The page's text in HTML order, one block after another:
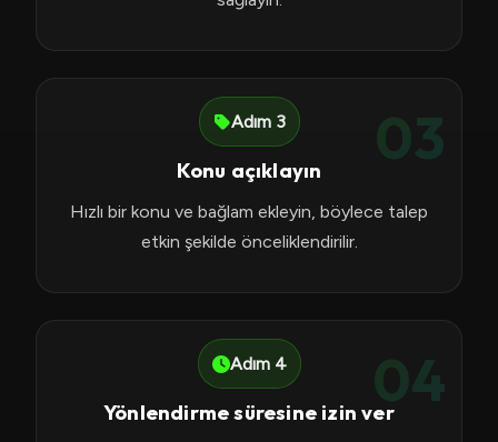
03
Adım 3
Konu açıklayın
Hızlı bir konu ve bağlam ekleyin, böylece talep
etkin şekilde önceliklendirilir.
04
Adım 4
Yönlendirme süresine izin ver